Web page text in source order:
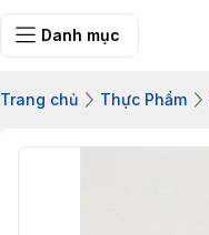
Danh mục
Trang chủ Thực Phẩm